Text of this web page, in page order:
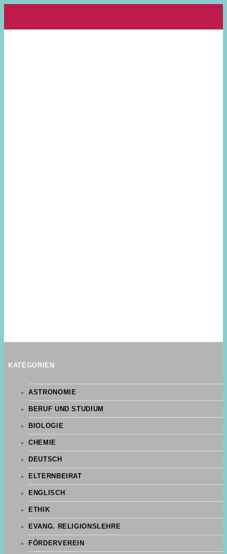
KATEGORIEN
ASTRONOMIE
BERUF UND STUDIUM
BIOLOGIE
CHEMIE
DEUTSCH
ELTERNBEIRAT
ENGLISCH
ETHIK
EVANG. RELIGIONSLEHRE
FÖRDERVEREIN